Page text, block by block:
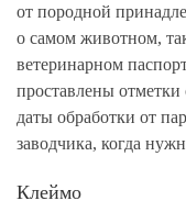
от породной
о самом животном,
ветеринарном
проставлены
даты обработки от
заводчика, когда
Клеймо